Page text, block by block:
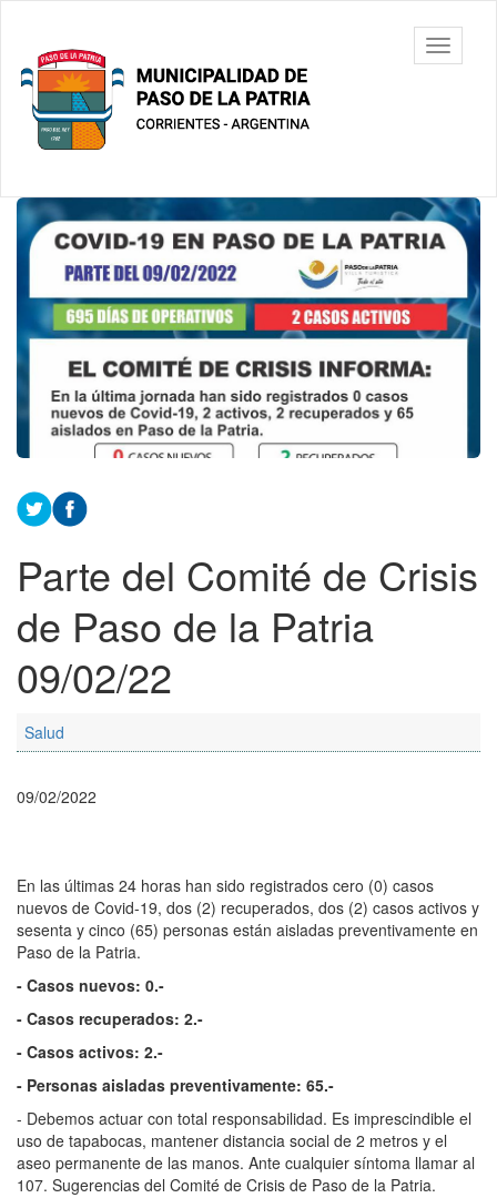
contenido
principal
Municipalidad
de Paso De
La Patria
barra
Contenido
principal
Parte del Comité de Crisis
de Paso de la Patria
09/02/22
Salud
09/02/2022
En las últimas 24 horas han sido registrados cero (0) casos
nuevos de Covid-19, dos (2) recuperados, dos (2) casos activos y
sesenta y cinco (65) personas están aisladas preventivamente en
Paso de la Patria.
- Casos nuevos: 0.-
- Casos recuperados: 2.-
- Casos activos: 2.-
- Personas aisladas preventivamente: 65.-
- Debemos actuar con total responsabilidad. Es imprescindible el
uso de tapabocas, mantener distancia social de 2 metros y el
aseo permanente de las manos. Ante cualquier síntoma llamar al
107. Sugerencias del Comité de Crisis de Paso de la Patria.